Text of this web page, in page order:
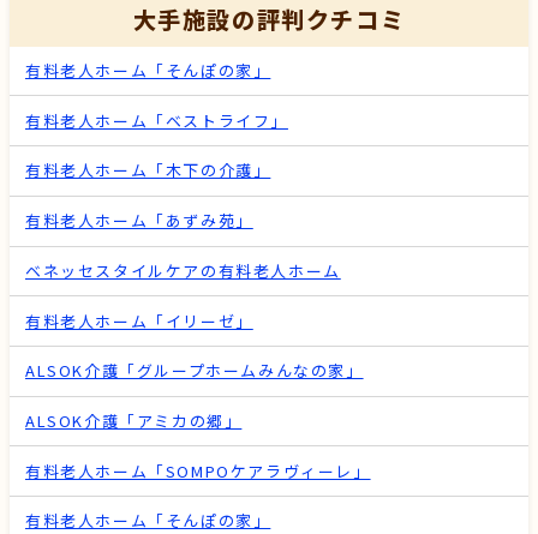
大手施設の評判クチコミ
有料老人ホーム「そんぽの家」
有料老人ホーム「ベストライフ」
有料老人ホーム「木下の介護」
有料老人ホーム「あずみ苑」
ベネッセスタイルケアの有料老人ホーム
有料老人ホーム「イリーゼ」
ALSOK介護「グループホームみんなの家」
ALSOK介護「アミカの郷」
有料老人ホーム「SOMPOケアラヴィーレ」
有料老人ホーム「そんぽの家」